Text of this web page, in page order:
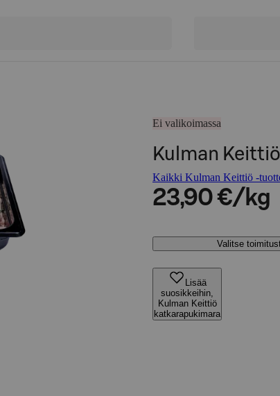
Ei valikoimassa
Kulman
Kaikki Kulman Keittiö -
23,90 €/kg
Valitse
Lisää
suosikkeihin,
Kulman Keittiö
katkarapukimara